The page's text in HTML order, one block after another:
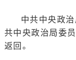
中共中央政
共中央政治局委
返回。